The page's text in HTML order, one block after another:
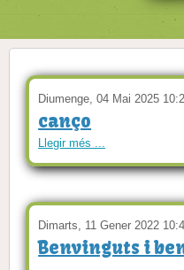
Diumenge, 04 Mai 2025
canço
Llegir més ...
Dimarts, 11 Gener 2022
Benvinguts i